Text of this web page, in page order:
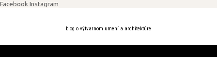
Preskočiť
Facebook Instagram
blog o výtvarnom umení a architektúre